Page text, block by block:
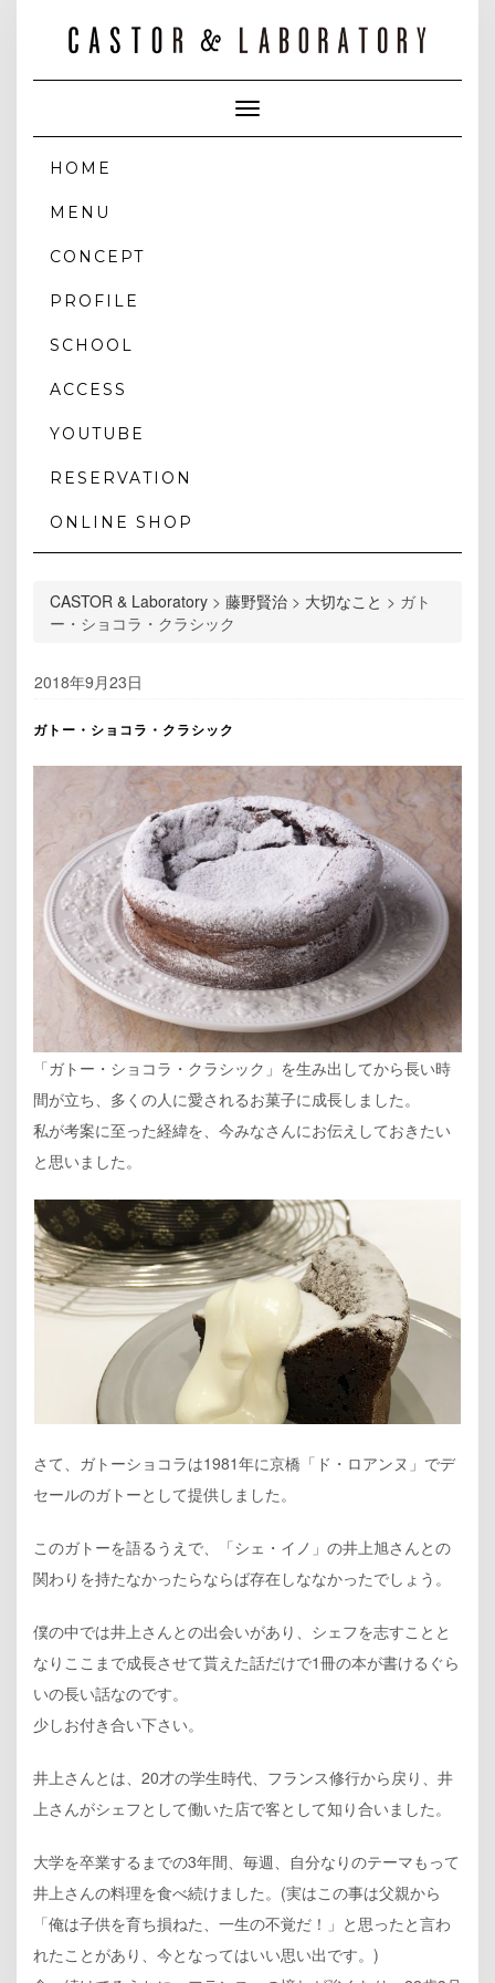
Toggle
Navigation
HOME
MENU
CONCEPT
PROFILE
SCHOOL
ACCESS
YOUTUBE
RESERVATION
ONLINE SHOP
CASTOR & Laboratory > 藤野賢治 > 大切なこと > ガト
ー・ショコラ・クラシック
2018年9月23日
ガトー・ショコラ・クラシック
「ガトー・ショコラ・クラシック」を生み出してから長い時
間が立ち、多くの人に愛されるお菓子に成長しました。
私が考案に至った経緯を、今みなさんにお伝えしておきたい
と思いました。
さて、ガトーショコラは1981年に京橋「ド・ロアンヌ」でデ
セールのガトーとして提供しました。
このガトーを語るうえで、「シェ・イノ」の井上旭さんとの
関わりを持たなかったらならば存在しななかったでしょう。
僕の中では井上さんとの出会いがあり、シェフを志すことと
なりここまで成長させて貰えた話だけで1冊の本が書けるぐら
いの長い話なのです。
少しお付き合い下さい。
井上さんとは、20才の学生時代、フランス修行から戻り、井
上さんがシェフとして働いた店で客として知り合いました。
大学を卒業するまでの3年間、毎週、自分なりのテーマもって
井上さんの料理を食べ続けました。(実はこの事は父親から
「俺は子供を育ち損ねた、一生の不覚だ！」と思ったと言わ
れたことがあり、今となってはいい思い出です。)